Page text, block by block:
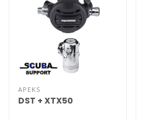
APEKS
DST + XTX50